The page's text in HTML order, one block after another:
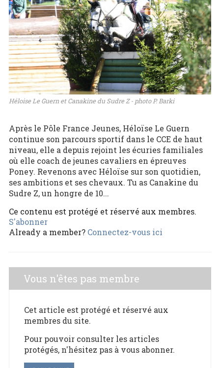
Héloise Le Guern et Canakine du Sudre Z - photo P. Barki
Après le Pôle France Jeunes, Héloïse Le Guern
continue son parcours sportif dans le CCE de haut
niveau, elle a depuis rejoint les écuries familiales
où elle coach de jeunes cavaliers en épreuves
Poney. Revenons avec Héloïse sur son quotidien,
ses ambitions et ses chevaux. Tu as Canakine du
Sudre Z, un hongre de 10...
Ce contenu est protégé et réservé aux membres.
S'abonner
Already a member? Connectez-vous ici
Vous n'êtes pas membre
Cet article est protégé et réservé aux
membres du site.
Pour pouvoir consulter les articles
protégés, n'hésitez pas à vous abonner.